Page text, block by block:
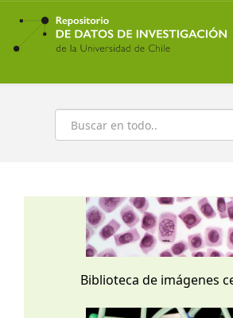
Ir
contenido
principal
Buscar
Biblioteca de imágenes